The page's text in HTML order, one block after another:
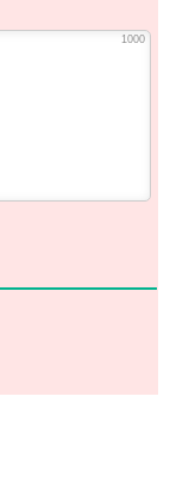
1000